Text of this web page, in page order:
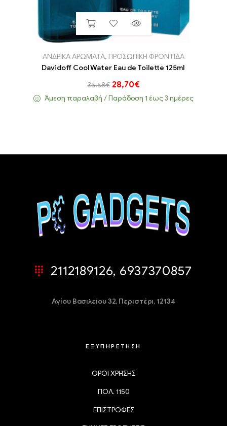
ΑΝΔΡΙΚΑ ΑΡΩΜΑΤΑ, ΠΡΟΣΩΠΙΚΗ ΦΡΟΝΤΙΔΑ
Davidoff Cool Water Eau de Toilette 125ml
35,58€ 28,70€
Άμεση παραλαβή / Παράδoση 1 έως 3 ημέρες
2112189126, 6937370857
Αγίου Βασιλείου 32, Περιστέρι, 12134
ΕΞΥΠΗΡΕΤΗΣΗ
ΟΡΟΙ ΧΡΗΣΗΣ
ΠΟΛ. 1150
ΕΠΙΣΤΡΟΦΕΣ